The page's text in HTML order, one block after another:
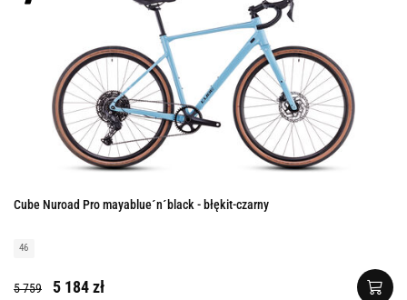
Cube Nuroad Pro mayablue´n´black - błękit-czarny
46
5 759 5 184 zł